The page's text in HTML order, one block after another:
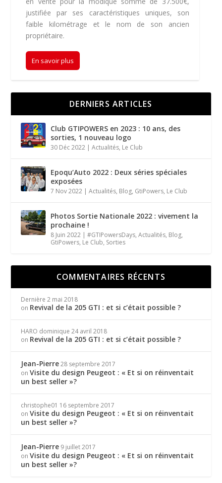
justifiée par ses caractéristiques uniques, son
faible kilométrage et le nom de son ancien
propriétaire.
En savoir plus
DERNIERS ARTICLES
Club GTIPOWERS en 2023 : 10 ans, des
sorties, 1 nouveau logo
30 Déc 2022 |Actualités, Le Club
Epoqu’Auto 2022 : Deux séries spéciales
exposées
7 Nov 2022 |Actualités, Blog, GtiPowers, Le Club
Photos Sortie Nationale 2022 : vivement la
prochaine !
8 Juin 2022 |#GTIPowersDays,Actualités, Blog,
GtiPowers, Le Club, Sorties
COMMENTAIRES RÉCENTS
Dernière 2 mai 2018
on Revival de la 205 GTI : et si c’était possible ?
HARO dominique 24 avril 2018
on Revival de la 205 GTI : et si c’était possible ?
Jean-Pierre 28 septembre 2017
onVisite du design Peugeot : « Et si on réinventait
un best seller »?
christophe01 16 septembre 2017
onVisite du design Peugeot : « Et si on réinventait
un best seller »?
Jean-Pierre 9 juillet 2017
onVisite du design Peugeot : « Et si on réinventait
un best seller »?